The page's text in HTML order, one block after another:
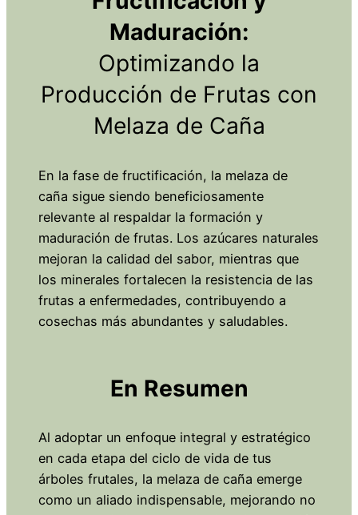
Maduración:
Optimizando la
Producción de Frutas con
Melaza de Caña
En la fase de fructificación, la melaza de
caña sigue siendo beneficiosamente
relevante al respaldar la formación y
maduración de frutas. Los azúcares naturales
mejoran la calidad del sabor, mientras que
los minerales fortalecen la resistencia de las
frutas a enfermedades, contribuyendo a
cosechas más abundantes y saludables.
En Resumen
Al adoptar un enfoque integral y estratégico
en cada etapa del ciclo de vida de tus
árboles frutales, la melaza de caña emerge
como un aliado indispensable, mejorando no